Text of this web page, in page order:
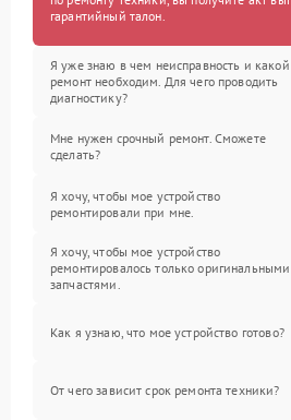
гарантийный талон.
Я уже знаю в чем неисправность и какой
ремонт необходим. Для чего проводить
диагностику?
Мне нужен срочный ремонт. Сможете
сделать?
Я хочу, чтобы мое устройство
ремонтировали при мне.
Я хочу, чтобы мое устройство
ремонтировалось только оригинальными
запчастями.
Как я узнаю, что мое устройство готово?
От чего зависит срок ремонта техники?